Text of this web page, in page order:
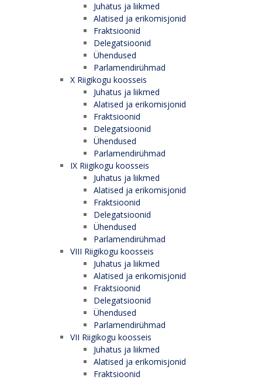
Juhatus ja liikmed
Alatised ja erikomisjonid
Fraktsioonid
Delegatsioonid
Ühendused
Parlamendirühmad
X Riigikogu koosseis
Juhatus ja liikmed
Alatised ja erikomisjonid
Fraktsioonid
Delegatsioonid
Ühendused
Parlamendirühmad
IX Riigikogu koosseis
Juhatus ja liikmed
Alatised ja erikomisjonid
Fraktsioonid
Delegatsioonid
Ühendused
Parlamendirühmad
VIII Riigikogu koosseis
Juhatus ja liikmed
Alatised ja erikomisjonid
Fraktsioonid
Delegatsioonid
Ühendused
Parlamendirühmad
VII Riigikogu koosseis
Juhatus ja liikmed
Alatised ja erikomisjonid
Fraktsioonid